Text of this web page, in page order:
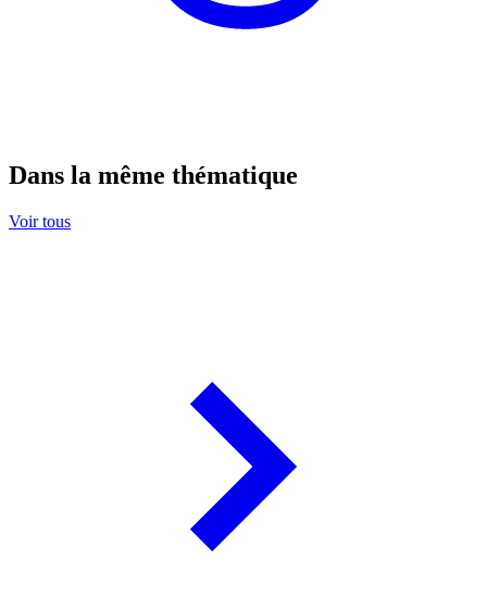
Dans la même thématique
Voir tous